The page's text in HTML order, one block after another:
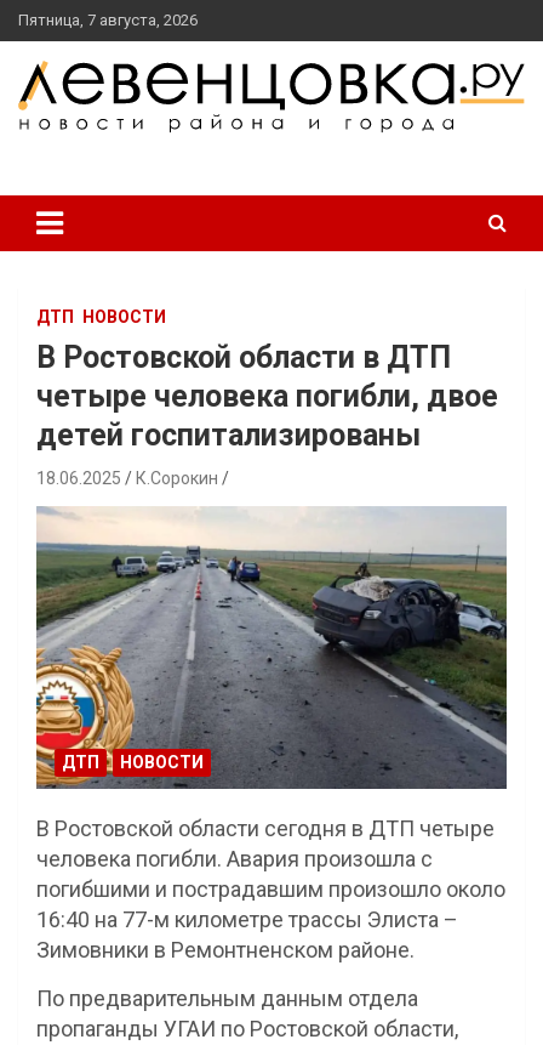
перейти
к
содержанию
Пятница, 7 августа, 2026
ДТП НОВОСТИ
В Ростовской области в ДТП
четыре человека погибли, двое
детей госпитализированы
18.06.2025 К.Сорокин
ДТП НОВОСТИ
В Ростовской области сегодня в ДТП четыре
человека погибли. Авария произошла с
погибшими и пострадавшим произошло около
16:40 на 77-м километре трассы Элиста –
Зимовники в Ремонтненском районе.
По предварительным данным отдела
пропаганды УГАИ по Ростовской области,